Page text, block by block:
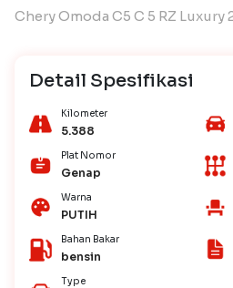
Chery Omoda C5 C 5 RZ Luxury
Detail Spesifikasi
Kilometer
5.388
Plat Nomor
Genap
Warna
PUTIH
Bahan Bakar
bensin
Type